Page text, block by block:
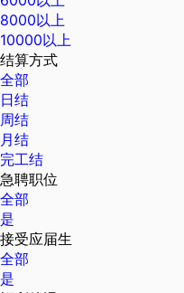
8000以上
10000以上
结算方式
全部
日结
周结
月结
完工结
急聘职位
全部
是
接受应届生
全部
是